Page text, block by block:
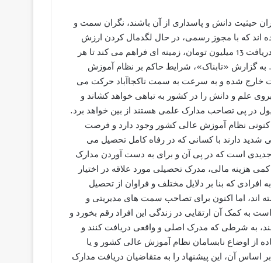
حیثیت دانش و پاسداری از آن باشند، نگران سمت و
اند که با مجوز رسمی، در حال لگدمال کردن ارزش
دانش و دانشگاه هستند؛ مثل مؤسسه زاگرس خوارزمی که با دریافت 13 میلیون تومان، زمینه ای فراهم می کند تا هر
گزارش «تابناک»، شرایط حاکم بر نظام آموزش
خارج شده و به سرعت به سمت ناکجاآباد حرکت می
علم و دانش را در کشور به تباهی خواهد کشاند و
در پی تصاحب مدارک علمی هستند از بین خواهد برد.
نظام آموزش عالی کشور وجود دارد و فرصت
شدید دارند با کسانی که در رفاه کامل تحصیل می
است که در پی آن و برای به دست آوردن مدارک
هزینه مالی، مدرک تحصیلی مورد علاقه در اختیار
که بنا بر دلایل مختلف و فراوان از تحصیل
اند، اما اکنون برای تصاحب سمت های مدیریتی و
به کمک آن ارتقایی در زندگی این افراد رقم بخورد و
به شرطی که مدرک اصلی و واقعی دریافت کنند و
از اوضاع نابسامان نظام آموزش عالی کشور و یا
اساس آن، این پیشنهاد را به متقاضیان دریافت مدارک